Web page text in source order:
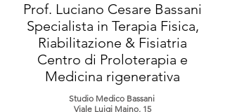
Prof. Luciano Cesare Bassani
Specialista in Terapia Fisica,
Riabilitazione & Fisiatria
Centro di Proloterapia e
Medicina rigenerativa
Studio Medico Bassani
Viale Luigi Majno, 15